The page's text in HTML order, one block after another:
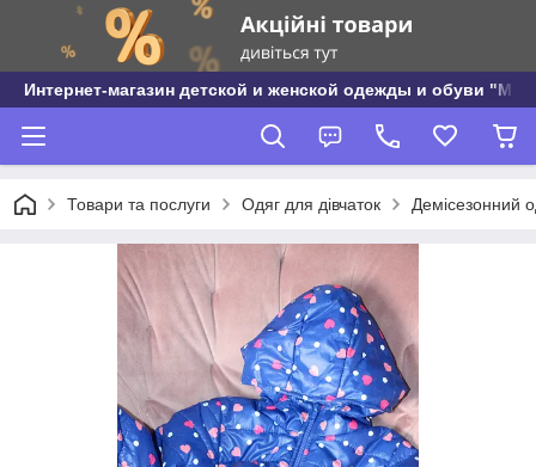
Интернет-магазин детской и женской одежды и обуви
Товари та послуги Одяг для дівчаток Демісезонний